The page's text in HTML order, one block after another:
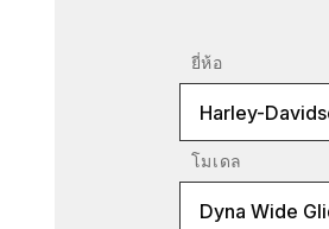
ยี่ห้อ
Harley-
โมเดล
Dyna Wide